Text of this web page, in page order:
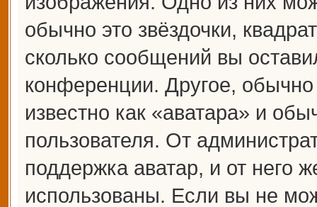
обычно это звёздочки,
сколько сообщений вы
конференции. Другое,
известно как «аватара» и
пользователя. От
поддержка аватар, и от него
использованы. Если вы не